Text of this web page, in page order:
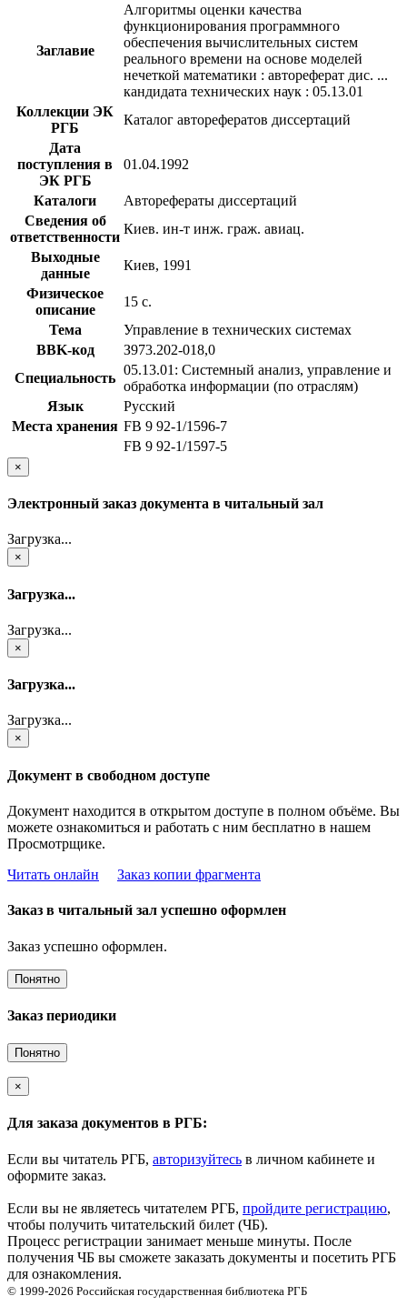
Заглавие
Алгоритмы оценки качества
функционирования программного
обеспечения вычислительных систем
реального времени на основе моделей
нечеткой математики : автореферат дис. ...
кандидата технических наук : 05.13.01
Коллекции ЭК
РГБ
Каталог авторефератов диссертаций
Дата
поступления в
ЭК РГБ
01.04.1992
Каталоги
Авторефераты диссертаций
Сведения об
ответственности
Киев. ин-т инж. граж. авиац.
Выходные
данные
Киев, 1991
Физическое
описание
15 с.
Тема
Управление в технических системах
BBK-код
З973.202-018,0
Специальность
05.13.01: Системный анализ, управление и
обработка информации (по отраслям)
Язык
Русский
Места хранения FB 9 92-1/1596-7
FB 9 92-1/1597-5
×
Электронный заказ документа в читальный зал
Загрузка...
×
Загрузка...
Загрузка...
×
Загрузка...
Загрузка...
×
Документ в свободном доступе
Документ находится в открытом доступе в полном объёме. Вы
можете ознакомиться и работать с ним бесплатно в нашем
Просмотрщике.
Читать онлайн
Заказ копии фрагмента
Заказ в читальный зал успешно оформлен
Заказ успешно оформлен.
Понятно
Заказ периодики
Понятно
×
Для заказа документов в РГБ:
Если вы читатель РГБ, авторизуйтесь в личном кабинете и
оформите заказ.
Если вы не являетесь читателем РГБ, пройдите регистрацию,
чтобы получить читательский билет (ЧБ).
Процесс регистрации занимает меньше минуты. После
получения ЧБ вы сможете заказать документы и посетить РГБ
для ознакомления.
© 1999-2026 Российская государственная библиотека РГБ